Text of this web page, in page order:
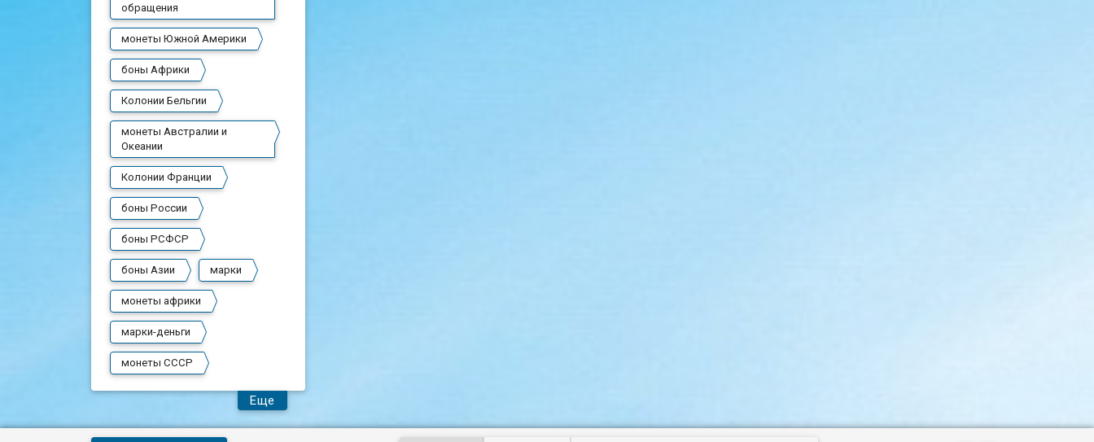
обращения
монеты Южной Америки
боны Африки
Колонии Бельгии
монеты Австралии и
Океании
Колонии Франции
боны России
боны РСФСР
боны Азии марки
монеты африки
марки-деньги
монеты СССР
Еще